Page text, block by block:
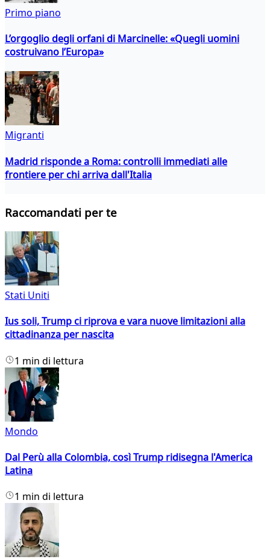
Primo piano
L’orgoglio degli orfani di Marcinelle: «Quegli uomini
costruivano l’Europa»
Migranti
Madrid risponde a Roma: controlli immediati alle
frontiere per chi arriva dall'Italia
Raccomandati per te
Stati Uniti
Ius soli, Trump ci riprova e vara nuove limitazioni alla
cittadinanza per nascita
1 min di lettura
Mondo
Dal Perù alla Colombia, così Trump ridisegna l'America
Latina
1 min di lettura